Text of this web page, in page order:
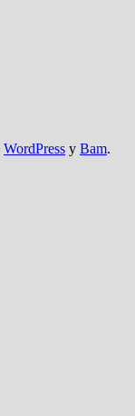
WordPress y Bam.